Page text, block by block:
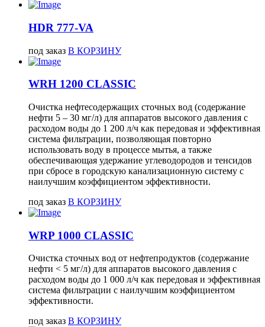
HDR 777-VA
под заказ В КОРЗИНУ
WRH 1200 CLASSIC
Очистка нефтесодержащих сточных вод (содержание
нефти 5 – 30 мг/л) для аппаратов высокого давления с
расходом воды до 1 200 л/ч как передовая и эффективная
система фильтрации, позволяющая повторно
использовать воду в процессе мытья, а также
обеспечивающая удержание углеводородов и тенсидов
при сбросе в городскую канализационную систему с
наилучшим коэффициентом эффективности.
под заказ В КОРЗИНУ
WRP 1000 CLASSIC
Очистка сточных вод от нефтепродуктов (содержание
нефти < 5 мг/л) для аппаратов высокого давления с
расходом воды до 1 000 л/ч как передовая и эффективная
система фильтрации с наилучшим коэффициентом
эффективности.
под заказ В КОРЗИНУ